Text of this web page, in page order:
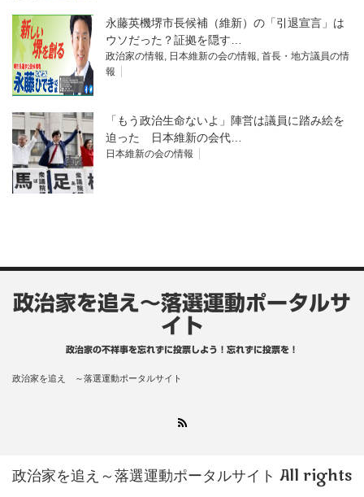
永藤英機堺市長候補（維新）の「引退宣言」は
ウソだった？証拠を隠す…
政治家の情報, 日本維新の会の情報, 首長・地方議員の情
報
「もう政治生命ないよ」陣営は議員に踏み絵を
迫った 日本維新の会代…
日本維新の会の情報
政治家を追え～落選運動ポータルサ
イト
政治家の不祥事を忘れずに投票しよう！忘れずに投票を！
政治家を追え ～落選運動ポータルサイト
政治家を追え～落選運動ポータルサイト All rights